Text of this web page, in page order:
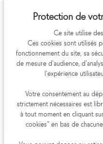
09
Mentions légales
Politique
Gestion des cookies
Aide
Ce site utilise
Ces cookies sont utilisés
fonctionnement du site, sa
de mesure d'audience,
l'expérience
Votre consentement au
strictement nécessaires est
à tout moment en cliquant
cookies" en bas de